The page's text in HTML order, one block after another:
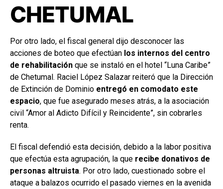
CHETUMAL
Por otro lado, el fiscal general dijo desconocer las
acciones de boteo que efectúan los internos del centro
de rehabilitación que se instaló en el hotel “Luna Caribe”
de Chetumal. Raciel López Salazar reiteró que la Dirección
de Extinción de Dominio entregó en comodato este
espacio, que fue asegurado meses atrás, a la asociación
civil “Amor al Adicto Difícil y Reincidente”, sin cobrarles
renta.
El fiscal defendió esta decisión, debido a la labor positiva
que efectúa esta agrupación, la que recibe donativos de
personas altruista. Por otro lado, cuestionado sobre el
ataque a balazos ocurrido el pasado viernes en la avenida